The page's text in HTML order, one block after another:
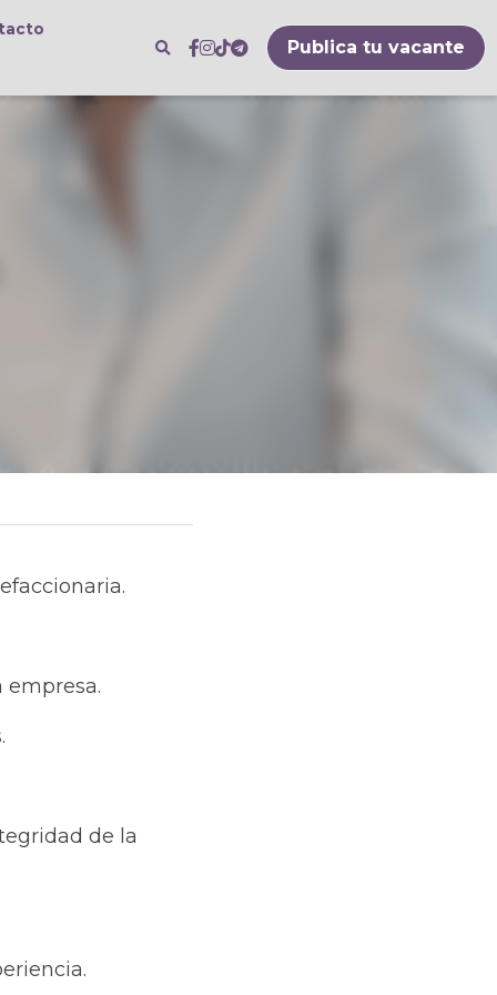
Publica tu vacante
la información